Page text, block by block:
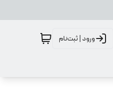
ورود | ثبت‌نام